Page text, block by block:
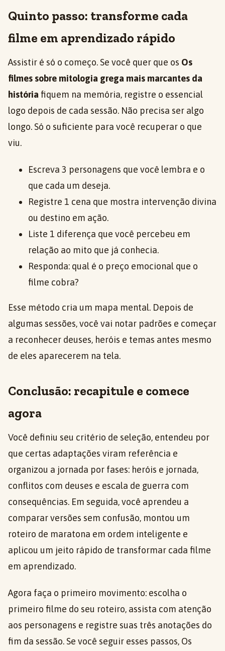
Quinto passo: transforme cada
filme em aprendizado rápido
Assistir é só o começo. Se você quer que os Os
filmes sobre mitologia grega mais marcantes da
história fiquem na memória, registre o essencial
logo depois de cada sessão. Não precisa ser algo
longo. Só o suficiente para você recuperar o que
viu.
Escreva 3 personagens que você lembra e o
que cada um deseja.
Registre 1 cena que mostra intervenção divina
ou destino em ação.
Liste 1 diferença que você percebeu em
relação ao mito que já conhecia.
Responda: qual é o preço emocional que o
filme cobra?
Esse método cria um mapa mental. Depois de
algumas sessões, você vai notar padrões e começar
a reconhecer deuses, heróis e temas antes mesmo
de eles aparecerem na tela.
Conclusão: recapitule e comece
agora
Você definiu seu critério de seleção, entendeu por
que certas adaptações viram referência e
organizou a jornada por fases: heróis e jornada,
conflitos com deuses e escala de guerra com
consequências. Em seguida, você aprendeu a
comparar versões sem confusão, montou um
roteiro de maratona em ordem inteligente e
aplicou um jeito rápido de transformar cada filme
em aprendizado.
Agora faça o primeiro movimento: escolha o
primeiro filme do seu roteiro, assista com atenção
aos personagens e registre suas três anotações do
fim da sessão. Se você seguir esses passos, Os